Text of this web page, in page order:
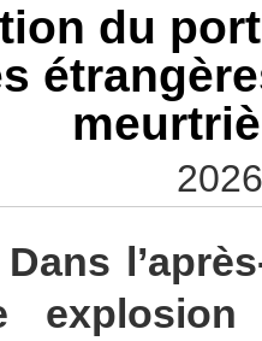
du
explosion